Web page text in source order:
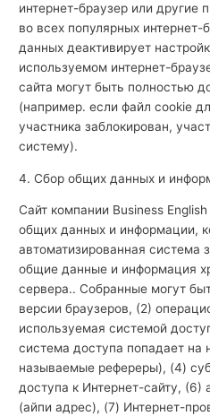
интернет-браузер или
во всех популярных интернет-
данных деактивирует
используемом интернет-
сайта могут быть полностью
(например. если файл cookie
участника заблокирован,
систему).
4. Сбор общих данных и
Сайт компании Business
общих данных и информации,
автоматизированная система
общие данные и информация
сервера.. Собранные могут
версии браузеров, (2)
используемая системой
система доступа попадает на
называемые рефереры), (4)
доступа к Интернет-сайту, (6)
(айпи адрес), (7) Интернет-